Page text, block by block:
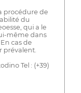
procédure de
du
qui a le
même dans
cas de
prévalent.
Tel : (+39)